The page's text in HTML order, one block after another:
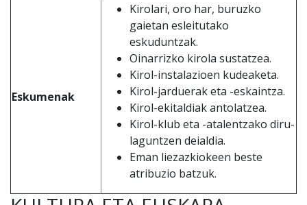
Eskumenak
Kirolari, oro har, buruzko
gaietan esleitutako
eskuduntzak.
Oinarrizko kirola sustatzea.
Kirol-instalazioen kudeaketa.
Kirol-jarduerak eta -eskaintza.
Kirol-ekitaldiak antolatzea.
Kirol-klub eta -atalentzako diru-
laguntzen deialdia.
Eman liezazkiokeen beste
atribuzio batzuk.